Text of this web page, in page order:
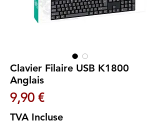
Clavier Filaire USB K1800
Anglais
9,90 €Prix
TVA Incluse